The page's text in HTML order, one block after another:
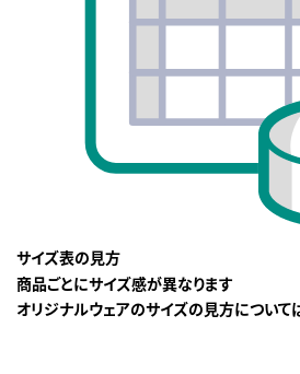
サイズ表の見方
商品ごとにサイズ感が異なります
オリジナルウェアのサイズの見方について